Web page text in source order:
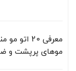
معرفی 20
موهای پرپشت و